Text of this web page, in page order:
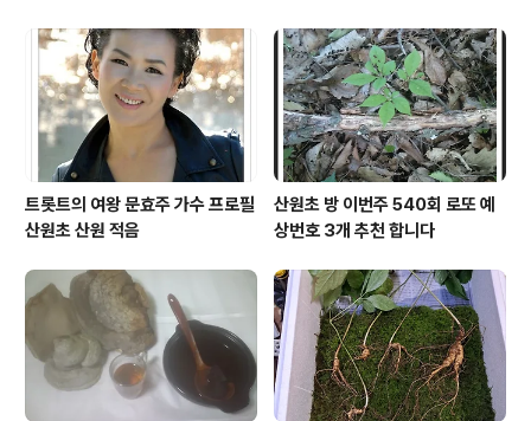
트롯트의 여왕 문효주 가수 프로필
산원초 산원 적음
산원초 방 이번주 540회 로또 예
상번호 3개 추천 합니다